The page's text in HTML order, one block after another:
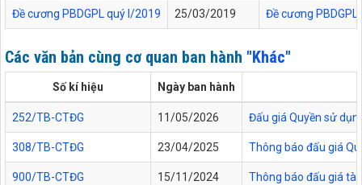
Đề cương PBDGPL quý I/2019 25/03/2019 Đề cương
Các văn bản cùng cơ quan ban hành "Khác"
Số kí hiệu Ngày ban hành
252/TB-CTĐG 11/05/2026 Đấu giá Quyền sử
308/TB-CTĐG 23/04/2025 Thông báo đấu giá
900/TB-CTĐG 15/11/2024 Thông báo đấu giá tài